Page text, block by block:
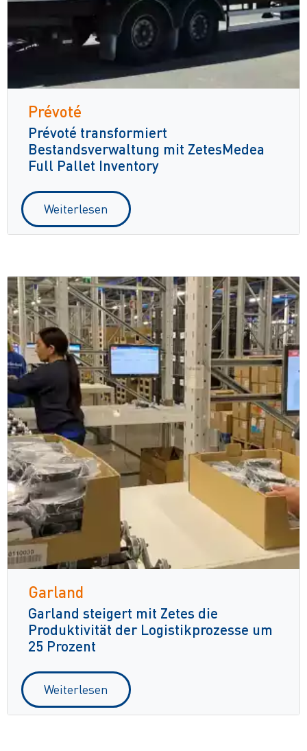
Prévoté
Prévoté transformiert
Bestandsverwaltung mit ZetesMedea
Full Pallet Inventory
Weiterlesen
Garland
Garland steigert mit Zetes die
Produktivität der Logistikprozesse um
25 Prozent
Weiterlesen